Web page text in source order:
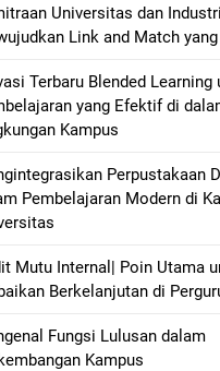
Universitas dan
Link and Match
Terbaru Blended Learning
yang Efektif di
Kampus
Perpustakaan
Pembelajaran Modern di
Mutu Internal| Poin Utama
Berkelanjutan di
Fungsi Lulusan dalam
Kampus